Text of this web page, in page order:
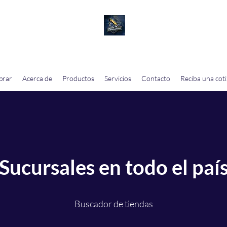
Acerca de Productos Servicios Contacto Reciba una
Sucursales en todo el
Buscador de tiendas